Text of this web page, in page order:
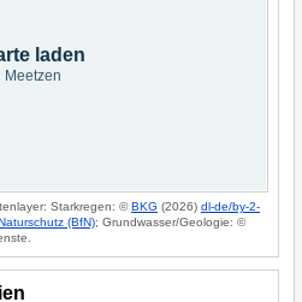
laden
Meetzen
Starkregen: ©BKG (2026) dl-de/by-2-
(BfN); Grundwasser/Geologie: ©